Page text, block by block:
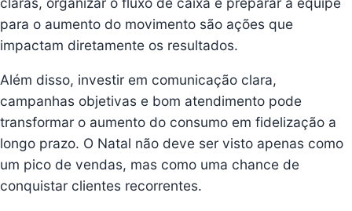
para o aumento do movimento são ações que
impactam diretamente os resultados.
Além disso, investir em comunicação clara,
campanhas objetivas e bom atendimento pode
transformar o aumento do consumo em fidelização a
longo prazo. O Natal não deve ser visto apenas como
um pico de vendas, mas como uma chance de
conquistar clientes recorrentes.